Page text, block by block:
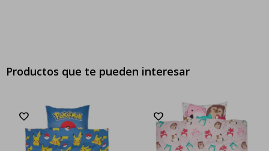
Productos que te pueden interesar